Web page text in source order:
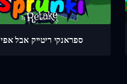
ספראנקי ריטייק אבל אפי